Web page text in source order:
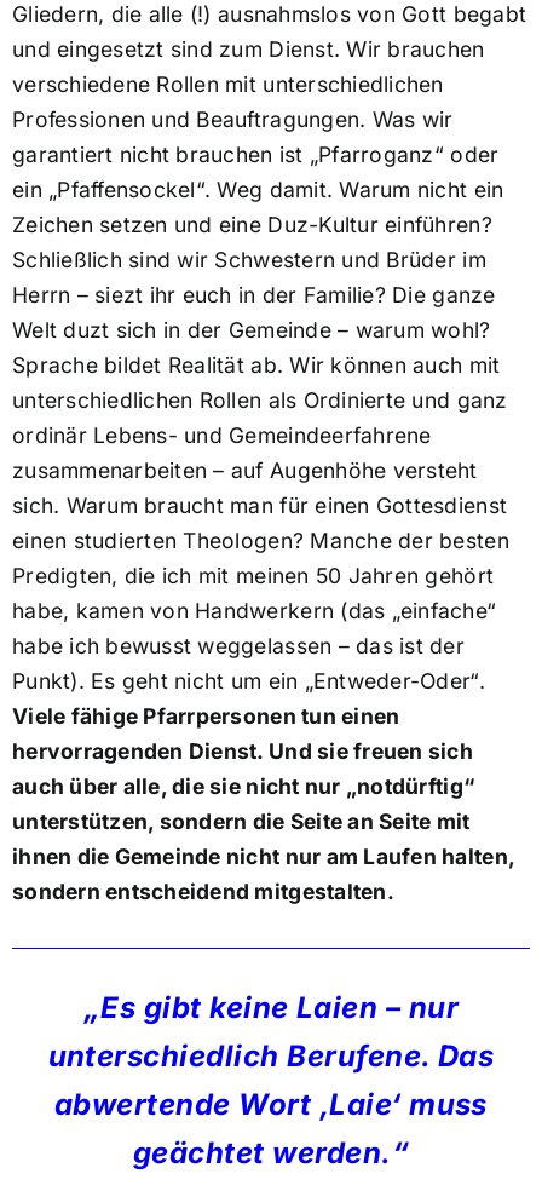
Gliedern, die alle (!) ausnahmslos von Gott begabt
und eingesetzt sind zum Dienst. Wir brauchen
verschiedene Rollen mit unterschiedlichen
Professionen und Beauftragungen. Was wir
garantiert nicht brauchen ist „Pfarroganz“ oder
ein „Pfaffensockel“. Weg damit. Warum nicht ein
Zeichen setzen und eine Duz-Kultur einführen?
Schließlich sind wir Schwestern und Brüder im
Herrn – siezt ihr euch in der Familie? Die ganze
Welt duzt sich in der Gemeinde – warum wohl?
Sprache bildet Realität ab. Wir können auch mit
unterschiedlichen Rollen als Ordinierte und ganz
ordinär Lebens- und Gemeindeerfahrene
zusammenarbeiten – auf Augenhöhe versteht
sich. Warum braucht man für einen Gottesdienst
einen studierten Theologen? Manche der besten
Predigten, die ich mit meinen 50 Jahren gehört
habe, kamen von Handwerkern (das „einfache“
habe ich bewusst weggelassen – das ist der
Punkt). Es geht nicht um ein „Entweder-Oder“.
Viele fähige Pfarrpersonen tun einen
hervorragenden Dienst. Und sie freuen sich
auch über alle, die sie nicht nur „notdürftig“
unterstützen, sondern die Seite an Seite mit
ihnen die Gemeinde nicht nur am Laufen halten,
sondern entscheidend mitgestalten.
„Es gibt keine Laien – nur
unterschiedlich Berufene. Das
abwertende Wort ‚Laie‘ muss
geächtet werden.“